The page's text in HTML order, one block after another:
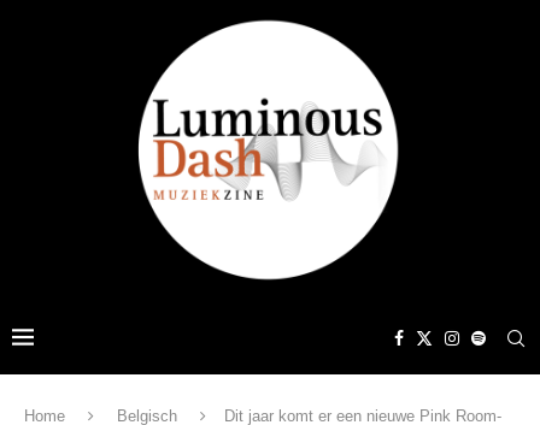
Home Belgisch
Dit jaar komt er een nieuwe Pink Room-